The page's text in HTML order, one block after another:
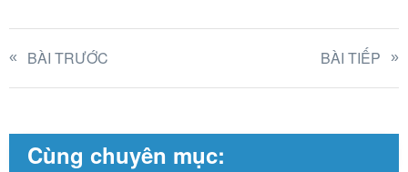
BÀI TRƯỚC BÀI TIẾP
Cùng chuyên mục: